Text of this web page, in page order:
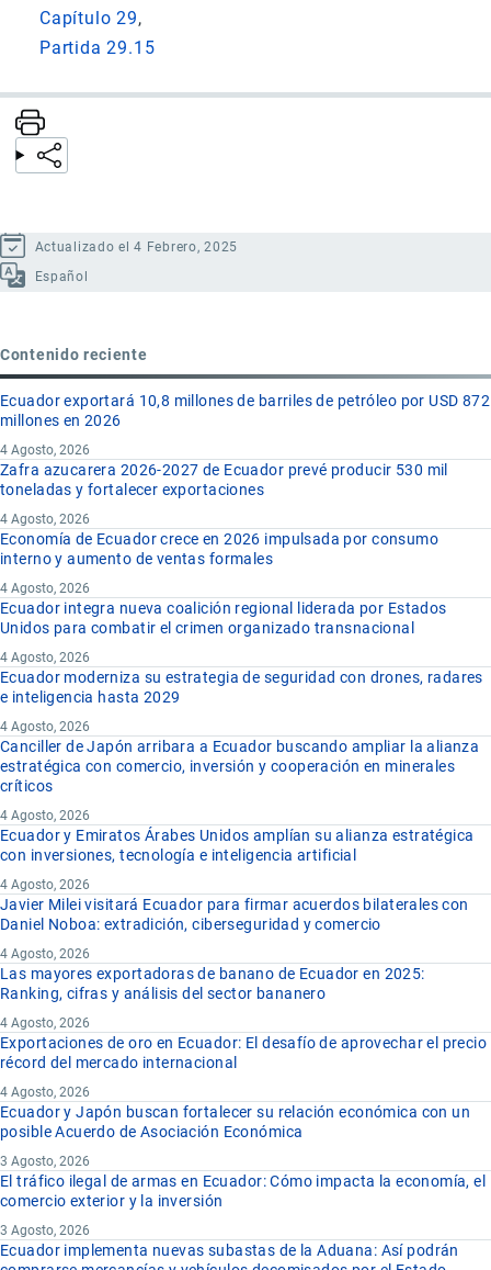
Capítulo 29
Partida 29.15
Actualizado el 4 Febrero, 2025
Español
Contenido reciente
Ecuador exportará 10,8 millones de barriles de petróleo por USD 872
millones en 2026
4 Agosto, 2026
Zafra azucarera 2026-2027 de Ecuador prevé producir 530 mil
toneladas y fortalecer exportaciones
4 Agosto, 2026
Economía de Ecuador crece en 2026 impulsada por consumo
interno y aumento de ventas formales
4 Agosto, 2026
Ecuador integra nueva coalición regional liderada por Estados
Unidos para combatir el crimen organizado transnacional
4 Agosto, 2026
Ecuador moderniza su estrategia de seguridad con drones, radares
e inteligencia hasta 2029
4 Agosto, 2026
Canciller de Japón arribara a Ecuador buscando ampliar la alianza
estratégica con comercio, inversión y cooperación en minerales
críticos
4 Agosto, 2026
Ecuador y Emiratos Árabes Unidos amplían su alianza estratégica
con inversiones, tecnología e inteligencia artificial
4 Agosto, 2026
Javier Milei visitará Ecuador para firmar acuerdos bilaterales con
Daniel Noboa: extradición, ciberseguridad y comercio
4 Agosto, 2026
Las mayores exportadoras de banano de Ecuador en 2025:
Ranking, cifras y análisis del sector bananero
4 Agosto, 2026
Exportaciones de oro en Ecuador: El desafío de aprovechar el precio
récord del mercado internacional
4 Agosto, 2026
Ecuador y Japón buscan fortalecer su relación económica con un
posible Acuerdo de Asociación Económica
3 Agosto, 2026
El tráfico ilegal de armas en Ecuador: Cómo impacta la economía, el
comercio exterior y la inversión
3 Agosto, 2026
Ecuador implementa nuevas subastas de la Aduana: Así podrán